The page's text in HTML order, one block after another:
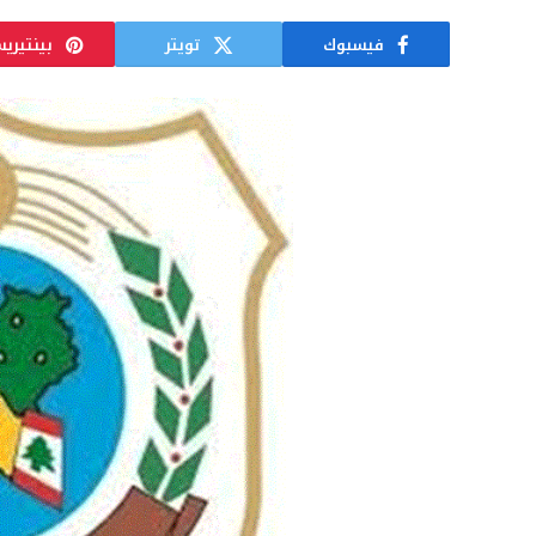
فيسبوك تويتر